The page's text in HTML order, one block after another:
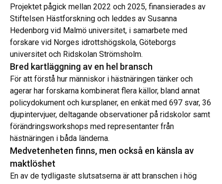
Projektet pågick mellan 2022 och 2025, finansierades av
Stiftelsen Hästforskning och leddes av Susanna
Hedenborg vid Malmö universitet, i samarbete med
forskare vid Norges idrottshögskola, Göteborgs
universitet och Ridskolan Strömsholm.
Bred kartläggning av en hel bransch
För att förstå hur människor i hästnäringen tänker och
agerar har forskarna kombinerat flera källor, bland annat
policydokument och kursplaner, en enkät med 697 svar, 36
djupintervjuer, deltagande observationer på ridskolor samt
förändringsworkshops med representanter från
hästnäringen i båda länderna.
Medvetenheten finns, men också en känsla av
maktlöshet
En av de tydligaste slutsatserna är att branschen i hög